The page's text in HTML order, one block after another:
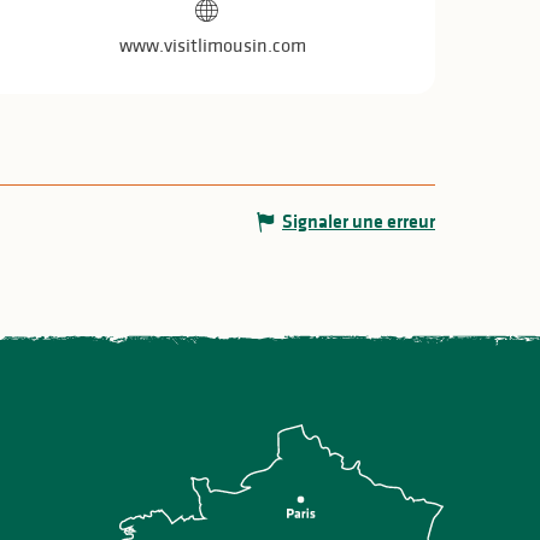
www.visitlimousin.com
Signaler une erreur